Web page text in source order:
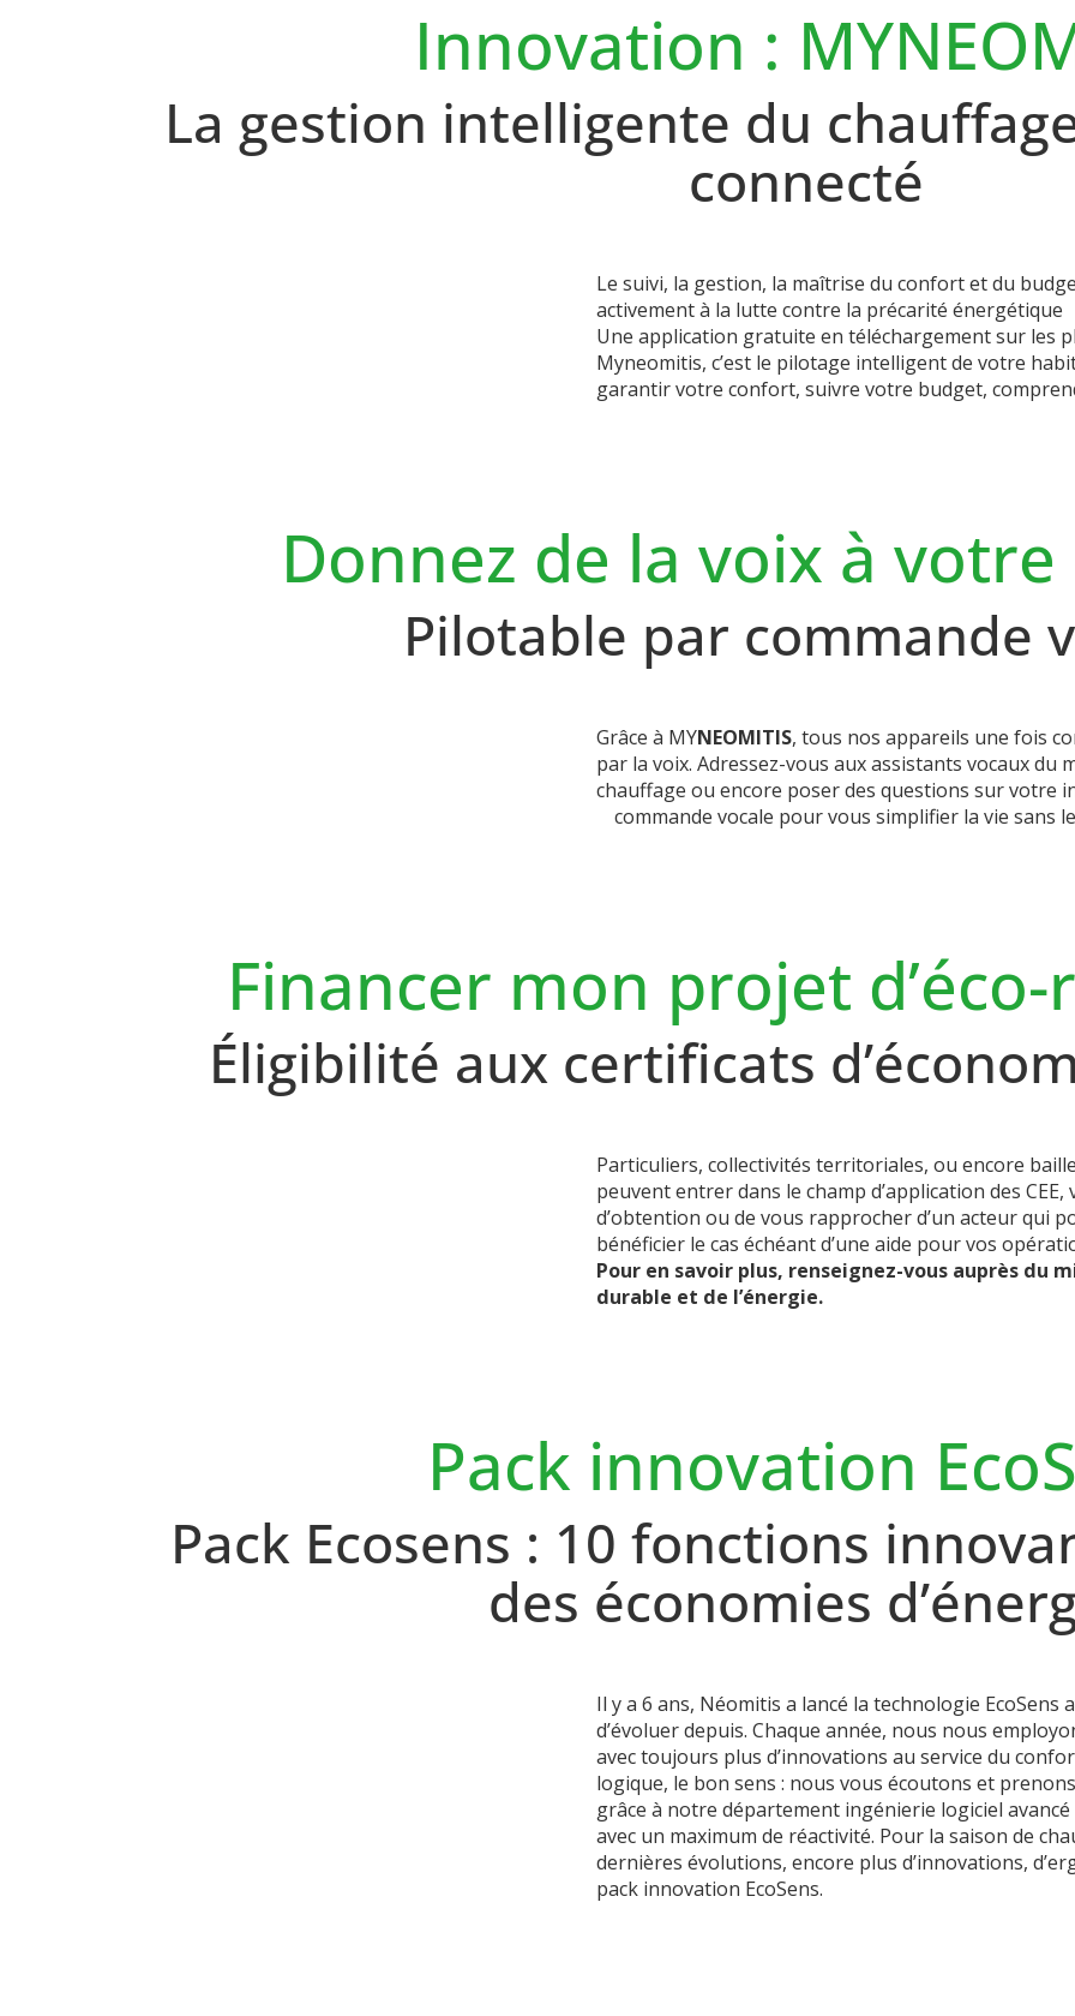
Innovation :
La gestion intelligente du
connecté
Le suivi, la gestion, la maîtrise du confort et du
activement à la lutte contre la précarité énergétique
Une application gratuite en téléchargement sur les
Myneomitis, c’est le pilotage intelligent de votre
garantir votre confort, suivre votre budget,
Donnez de la voix à
Pilotable par commande
Grâce à MYNEOMITIS, tous nos appareils une fois
par la voix. Adressez-vous aux assistants vocaux
chauffage ou encore poser des questions sur votre
commande vocale pour vous simplifier la vie sans
Financer mon projet
Éligibilité aux certificats
Particuliers, collectivités territoriales, ou encore
peuvent entrer dans le champ d’application des
d’obtention ou de vous rapprocher d’un acteur qui
bénéficier le cas échéant d’une aide pour vos
Pour en savoir plus, renseignez-vous auprès du
durable et de l’énergie.
Pack innovation
Pack Ecosens : 10 fonctions
des économies
Il y a 6 ans, Néomitis a lancé la technologie EcoSens
d’évoluer depuis. Chaque année, nous nous
avec toujours plus d’innovations au service du
logique, le bon sens : nous vous écoutons et
grâce à notre département ingénierie logiciel
avec un maximum de réactivité. Pour la saison de
dernières évolutions, encore plus d’innovations,
pack innovation EcoSens.